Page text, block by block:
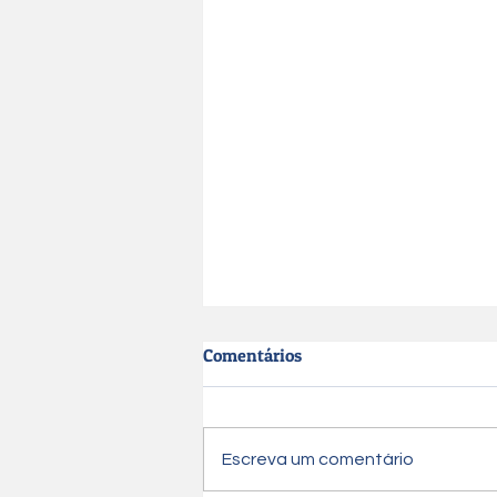
Comentários
Escreva um comentário